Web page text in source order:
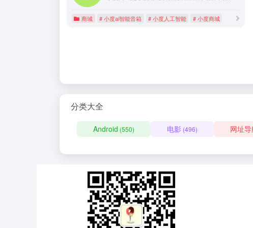
商城 # 小度ai智能音箱 # 小度人工智能 # 小度商城
分类大全
Android (550) 电影 (496) 网址导